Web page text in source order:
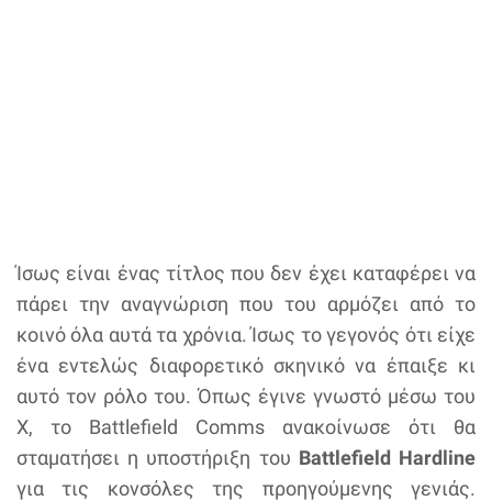
Ίσως είναι ένας τίτλος που δεν έχει καταφέρει να
πάρει την αναγνώριση που του αρμόζει από το
κοινό όλα αυτά τα χρόνια. Ίσως το γεγονός ότι είχε
ένα εντελώς διαφορετικό σκηνικό να έπαιξε κι
αυτό τον ρόλο του. Όπως έγινε γνωστό μέσω του
X, το Battlefield Comms ανακοίνωσε ότι θα
σταματήσει η υποστήριξη του Battlefield Hardline
για τις κονσόλες της προηγούμενης γενιάς.